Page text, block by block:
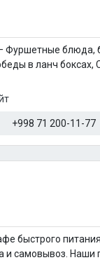
Фуршетные блюда,
в ланч боксах,
+998 71 200-11-77
быстрого
и самовывоз. Наши